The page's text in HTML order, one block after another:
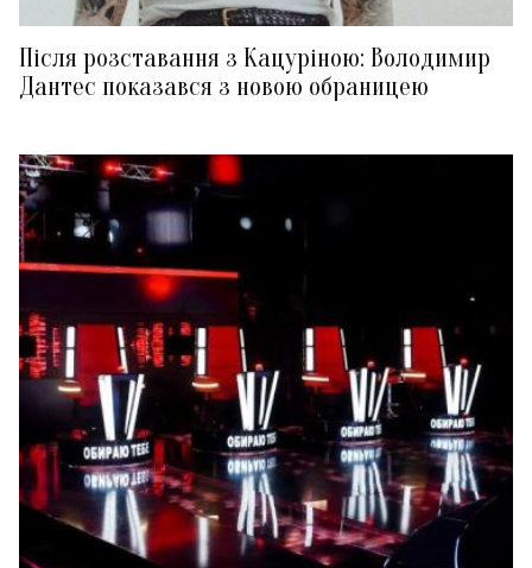
Після розставання з Кацуріною: Володимир
Дантес показався з новою обраницею